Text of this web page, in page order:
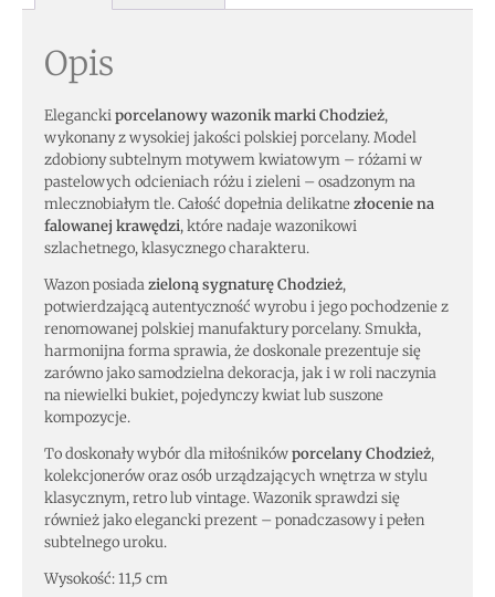
Opis
Eleganckiporcelanowy wazonik marki Chodzież,
wykonany z wysokiej jakości polskiej porcelany. Model
zdobiony subtelnym motywem kwiatowym – różami w
pastelowych odcieniach różu i zieleni – osadzonym na
mlecznobiałym tle. Całość dopełnia delikatnezłocenie na
falowanej krawędzi, które nadaje wazonikowi
szlachetnego, klasycznego charakteru.
Wazon posiadazieloną sygnaturę Chodzież,
potwierdzającą autentyczność wyrobu i jego pochodzenie z
renomowanej polskiej manufaktury porcelany. Smukła,
harmonijna forma sprawia, że doskonale prezentuje się
zarówno jako samodzielna dekoracja, jak i w roli naczynia
na niewielki bukiet, pojedynczy kwiat lub suszone
kompozycje.
To doskonały wybór dla miłośnikówporcelany Chodzież,
kolekcjonerów oraz osób urządzających wnętrza w stylu
klasycznym, retro lub vintage. Wazonik sprawdzi się
również jako elegancki prezent – ponadczasowy i pełen
subtelnego uroku.
Wysokość: 11,5 cm